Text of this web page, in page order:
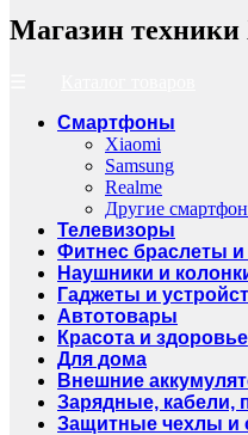
Магазин техники
Смартфоны
Xiaomi
Samsung
Realme
Другие
Телевизоры
Фитнес браслеты
Наушники и
Гаджеты и
Автотовары
Красота и здоровье
Для дома
Внешние
Зарядные, кабели,
Защитные чехлы и